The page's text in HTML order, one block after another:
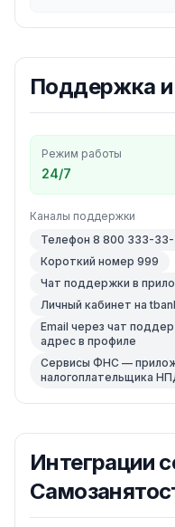
Поддержка и
Режим работы
24/7
Каналы поддержки
Телефон 8 800 333-33-
Короткий номер 999
Чат поддержки в
Личный кабинет на
Email через чат
адрес в профиле
Сервисы ФНС —
налогоплательщика
Интеграции